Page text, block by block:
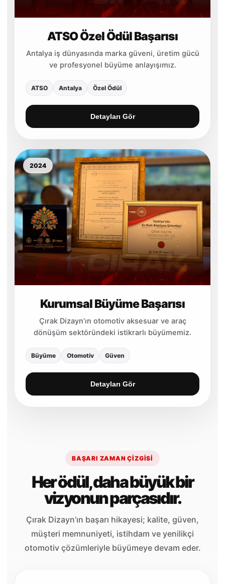
ATSO Özel Ödül Başarısı
Antalya iş dünyasında marka güveni, üretim gücü
ve profesyonel büyüme anlayışımız.
ATSO Antalya Özel Ödül
Detayları Gör
2024
Kurumsal Büyüme Başarısı
Çırak Dizayn’ın otomotiv aksesuar ve araç
dönüşüm sektöründeki istikrarlı büyümemiz.
Büyüme Otomotiv Güven
Detayları Gör
BAŞARI ZAMAN ÇIZGISI
Her ödül, daha büyük bir
vizyonun parçasıdır.
Çırak Dizayn’ın başarı hikayesi; kalite, güven,
müşteri memnuniyeti, istihdam ve yenilikçi
otomotiv çözümleriyle büyümeye devam eder.